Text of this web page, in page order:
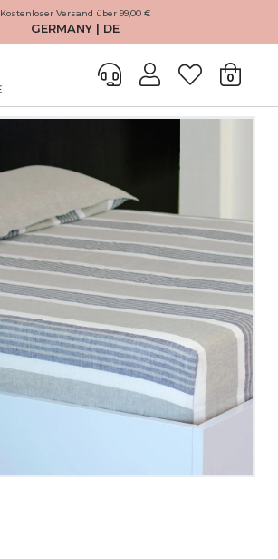
Kostenloser Versand über 99,00 €
GERMANY | DE
0